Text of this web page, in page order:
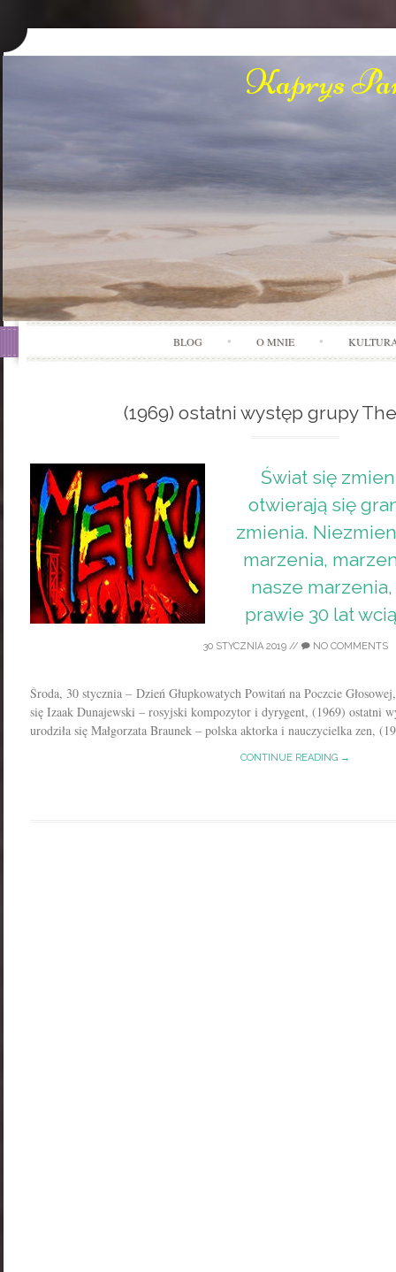
Kaprys
BLOG O MNIE
(1969) ostatni występ grupy
Świat się
otwierają się
zmienia.
marzenia,
nasze
prawie 30 lat
30 STYCZNIA 2019// NO COMMENTS
Środa, 30 stycznia – Dzień Głupkowatych Powitań na Poczcie
się Izaak Dunajewski – rosyjski kompozytor i dyrygent, (1969) ostatni
urodziła się Małgorzata Braunek – polska aktorka i nauczycielka zen,
CONTINUE READING →